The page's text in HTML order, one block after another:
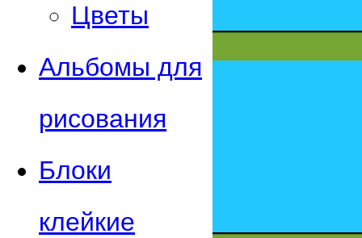
Цветы
Альбомы для
рисования
Блоки
клейкие